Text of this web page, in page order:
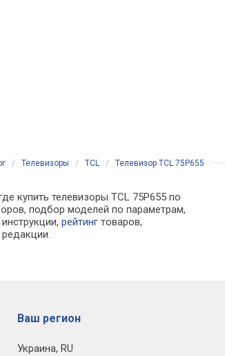
/ Телевизоры / TCL / Телевизор TCL 75P655
купить телевизоры TCL 75P655 по
подбор моделей по параметрам,
рейтинг товаров,
Ваш регион
Украина, RU